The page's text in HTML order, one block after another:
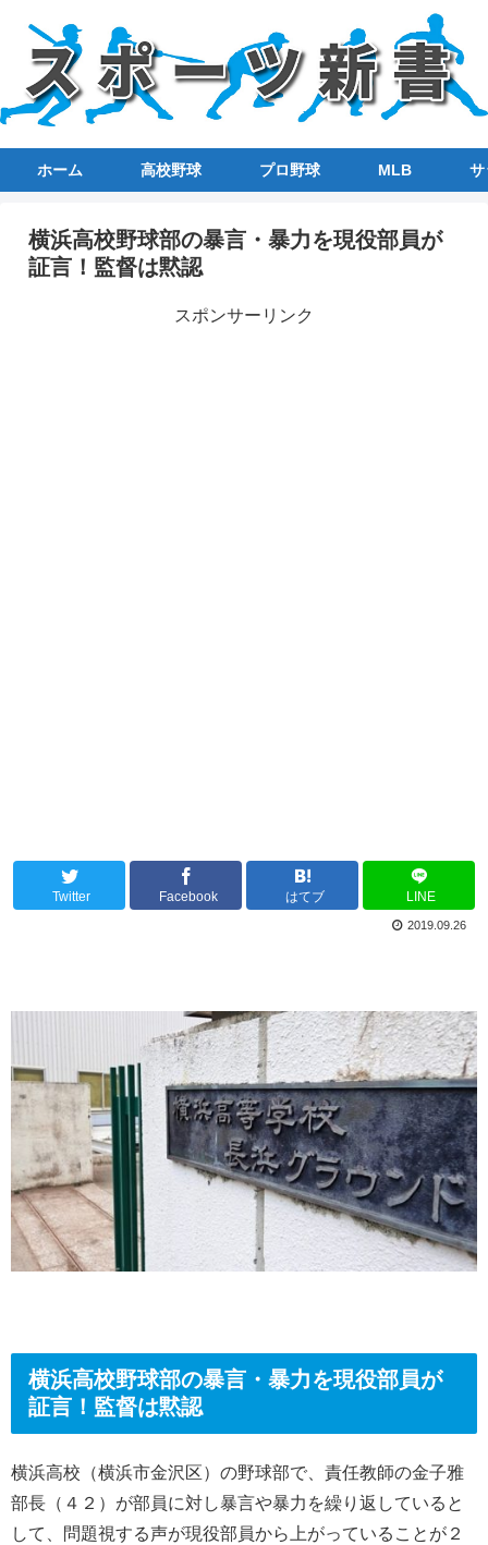
ホーム 高校野球 プロ野球 MLB サ
横浜高校野球部の暴言・暴力を現役部員が
証言！監督は黙認
スポンサーリンク
Twitter Facebook はてブ LINE
2019.09.26
横浜高校野球部の暴言・暴力を現役部員が
証言！監督は黙認
横浜高校（横浜市金沢区）の野球部で、責任教師の金子雅
部長（４２）が部員に対し暴言や暴力を繰り返していると
して、問題視する声が現役部員から上がっていることが２